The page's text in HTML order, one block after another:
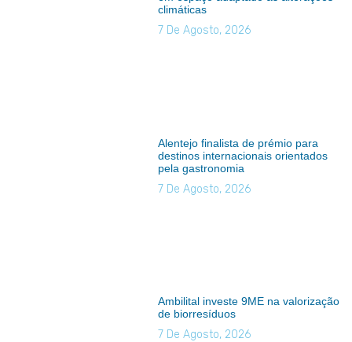
climáticas
7 De Agosto, 2026
Alentejo finalista de prémio para
destinos internacionais orientados
pela gastronomia
7 De Agosto, 2026
Ambilital investe 9ME na valorização
de biorresíduos
7 De Agosto, 2026